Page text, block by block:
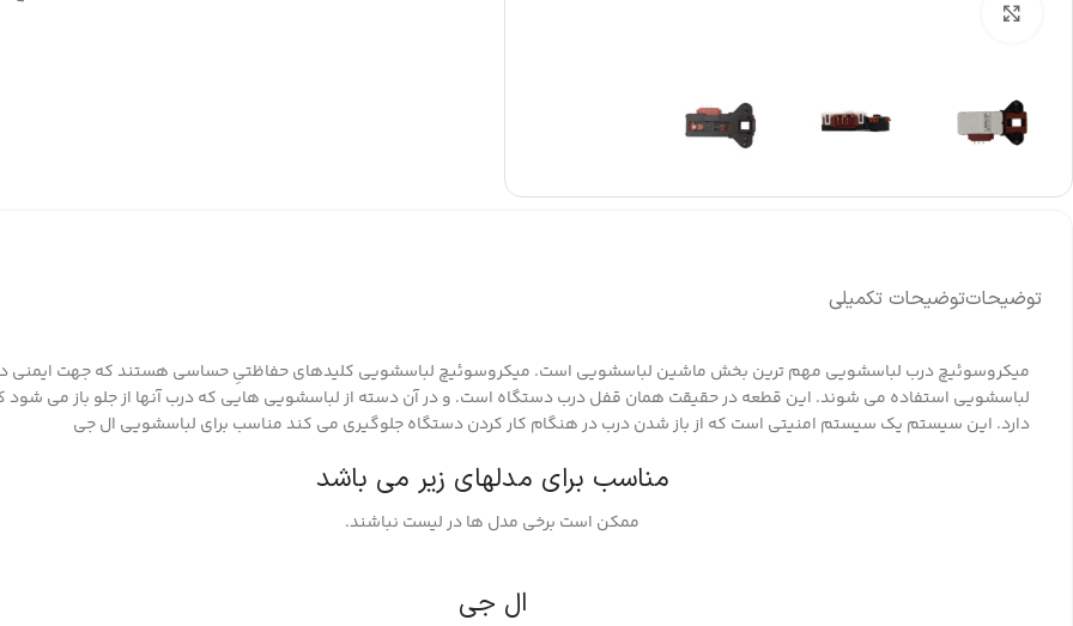
توضیحاتتوضیحات تکمیلی
میکروسوئیچ درب لباسشویی مهم ترین بخش ماشین لباسشویی است. میکروسوئیچ لباسشویی کلیدهای حفاظتیِ حساسی هستند که جهت ایمنی
لباسشویی استفاده می شوند. این قطعه در حقیقت همان قفل درب دستگاه است. و در آن دسته از لباسشویی هایی که درب آنها از جلو باز می شود
دارد. این سیستم یک سیستم امنیتی است که از باز شدن درب در هنگام کار کردن دستگاه جلوگیری می کند مناسب برای لباسشویی ال جی
مناسب برای مدلهای زیر می باشد
ممکن است برخی مدل ها در لیست نباشند.
ال جی